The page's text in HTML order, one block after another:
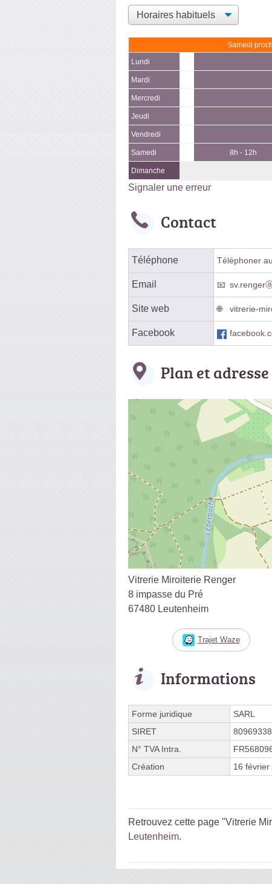
Samedi
Lundi
Mardi
Mercredi
Jeudi
Vendredi
Samedi 8h - 12h
Dimanche
Signaler une erreur
Contact
Téléphone Téléphoner
Email
Site web vitrerie-
Facebook
Plan et adresse
Vitrerie Miroiterie Renger
8 impasse du Pré
67480 Leutenheim
Trajet Waze
Informations
Forme juridique
SARL
SIRET
N° TVA Intra.
Création
16 février
Retrouvez cette page "Vitrerie
Leutenheim.